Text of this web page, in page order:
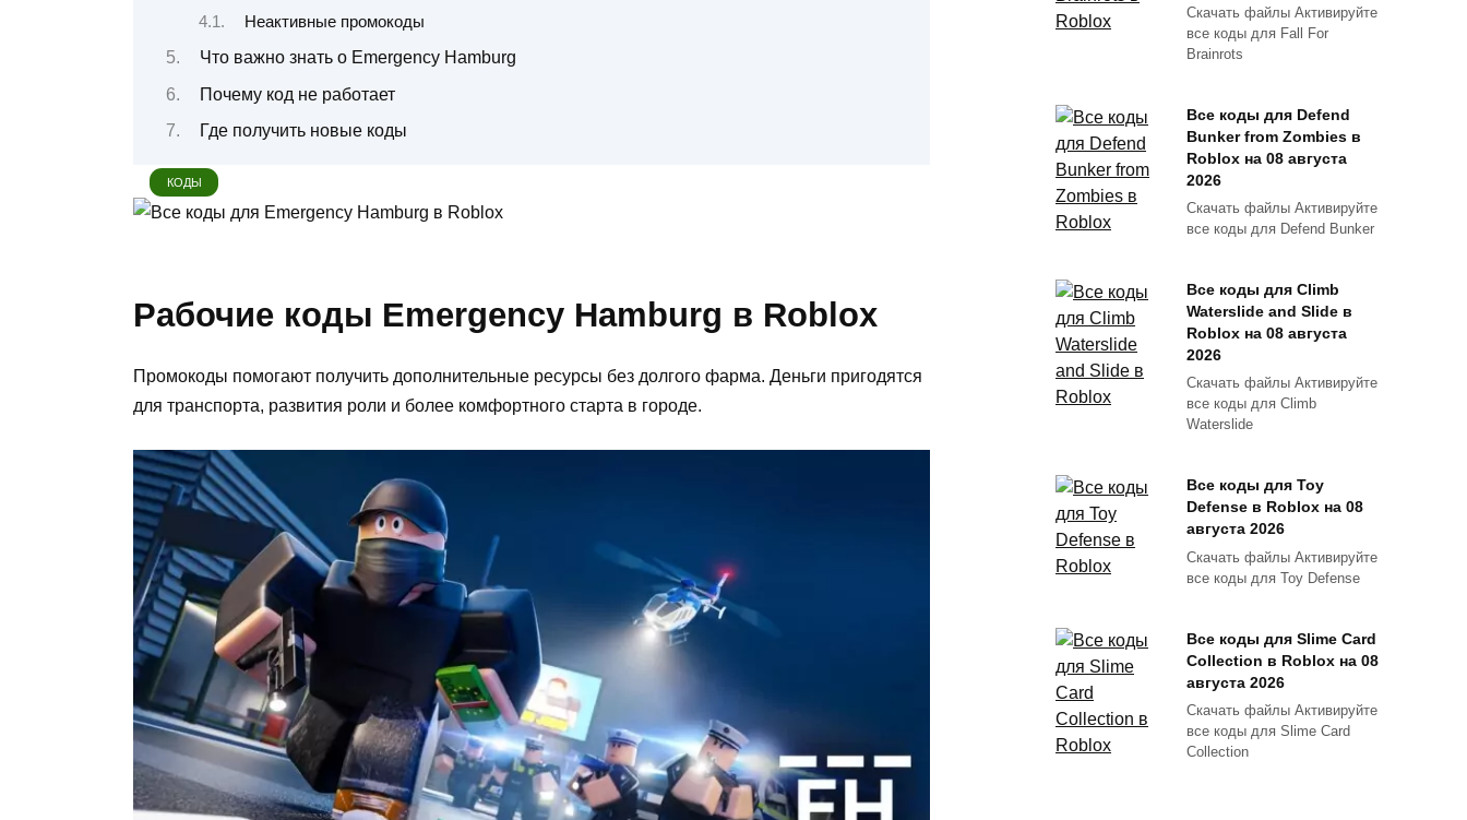
Неактивные промокоды
Что важно знать о Emergency Hamburg
Почему код не работает
Где получить новые коды
КОДЫ
Рабочие коды Emergency Hamburg в Roblox
Промокоды помогают получить дополнительные ресурсы без долгого фарма. Деньги пригодятся
для транспорта, развития роли и более комфортного старта в городе.
Скачать файлы Активируйте
все коды для Fall For
Brainrots
Все коды для Defend
Bunker from Zombies в
Roblox на 08 августа
2026
Скачать файлы Активируйте
все коды для Defend Bunker
Все коды для Climb
Waterslide and Slide в
Roblox на 08 августа
2026
Скачать файлы Активируйте
все коды для Climb
Waterslide
Все коды для Toy
Defense в Roblox на 08
августа 2026
Скачать файлы Активируйте
все коды для Toy Defense
Все коды для Slime Card
Collection в Roblox на 08
августа 2026
Скачать файлы Активируйте
все коды для Slime Card
Collection